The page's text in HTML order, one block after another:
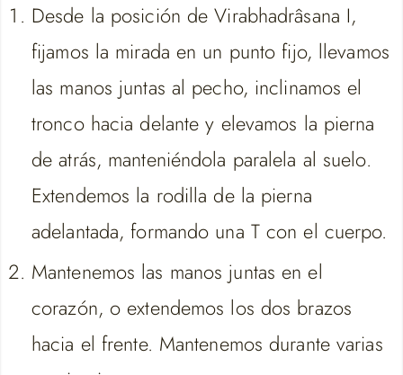
Desde la posición de Virabhadrâsana I,
fijamos la mirada en un punto fijo, llevamos
las manos juntas al pecho, inclinamos el
tronco hacia delante y elevamos la pierna
de atrás, manteniéndola paralela al suelo.
Extendemos la rodilla de la pierna
adelantada, formando una T con el cuerpo.
Mantenemos las manos juntas en el
corazón, o extendemos los dos brazos
hacia el frente. Mantenemos durante varias